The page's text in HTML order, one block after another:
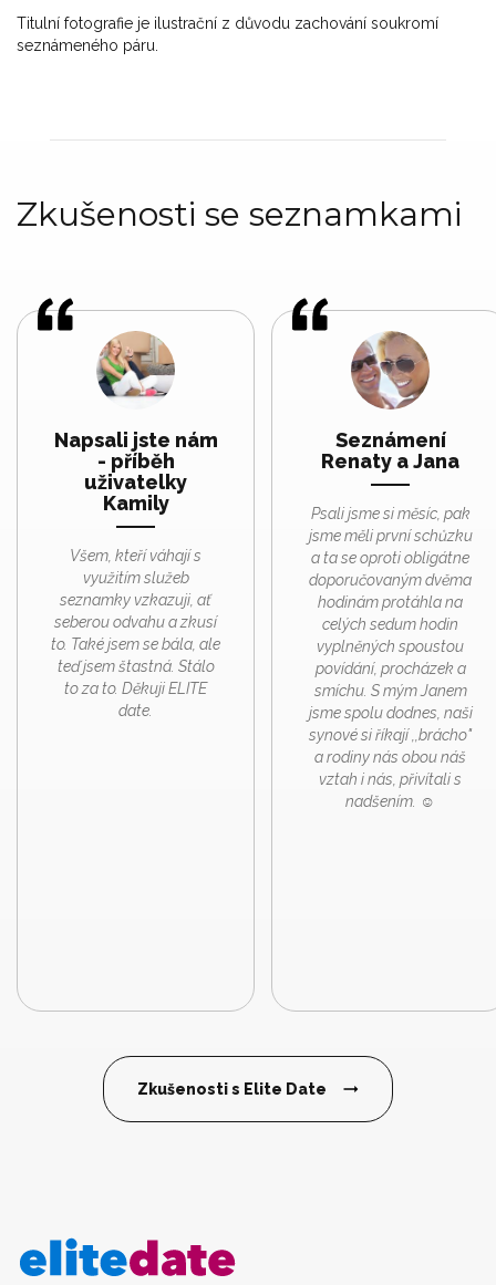
Titulní fotografie je ilustrační z důvodu zachování soukromí
seznámeného páru.
Zkušenosti se seznamkami
Napsali jste nám
- příběh
uživatelky
Kamily
Všem, kteří váhají s
využitím služeb
seznamky vzkazuji, ať
seberou odvahu a zkusí
to. Také jsem se bála, ale
teď jsem štastná. Stálo
to za to. Děkuji ELITE
date.
Seznámení
Renaty a Jana
Psali jsme si měsíc, pak
jsme měli první schůzku
a ta se oproti obligátne
doporučovaným dvěma
hodinám protáhla na
celých sedum hodin
vyplněných spoustou
povídání, procházek a
smíchu. S mým Janem
jsme spolu dodnes, naši
synové si říkají ,,brácho"
a rodiny nás obou náš
vztah i nás, přivítali s
nadšením. ☺️
Zkušenosti s Elite Date